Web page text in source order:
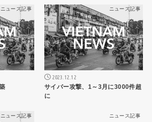
ニュース記事 ニュース記事
2023.12.12
サイバー攻撃、1～3月に3000件超
に
ニュース記事 ニュース記事